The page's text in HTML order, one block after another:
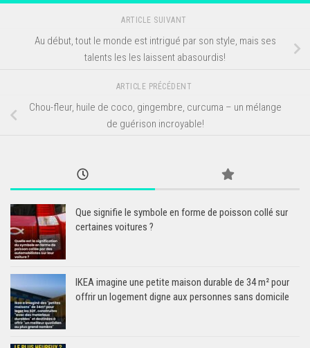
ARTICLE SUIVANT
Au début, tout le monde est intrigué par son style, mais ses
talents les les laissent abasourdis!
ARTICLE PRÉCÉDENT
Chou-fleur, huile de coco, gingembre, curcuma – un mélange
de guérison incroyable!
Que signifie le symbole en forme de poisson collé sur
certaines voitures ?
IKEA imagine une petite maison durable de 34 m² pour
offrir un logement digne aux personnes sans domicile